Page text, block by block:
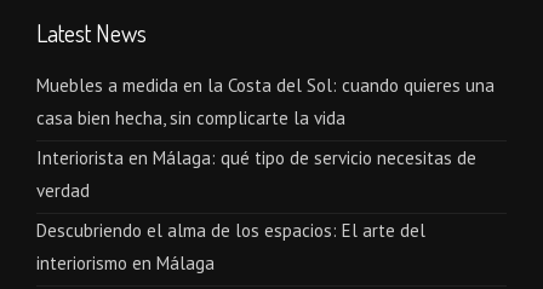
Latest News
Muebles a medida en la Costa del Sol: cuando quieres una
casa bien hecha, sin complicarte la vida
Interiorista en Málaga: qué tipo de servicio necesitas de
verdad
Descubriendo el alma de los espacios: El arte del
interiorismo en Málaga